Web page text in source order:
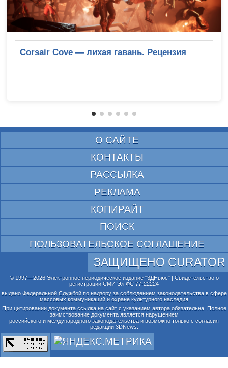
Corsair Cove — лихая гавань. Рецензия
О САЙТЕ
КОНТАКТЫ
РАССЫЛКА
РЕКЛАМА
КОПИРАЙТ
ПОИСК
ПОЛЬЗОВАТЕЛЬСКОЕ СОГЛАШЕНИЕ
ЗАЩИЩЕНО CURATOR
© 1997—2026 Электронное периодическое издание "3ДНьюс" | Свидетельство о
регистрации СМИ Эл ФС 77-22224
выдано Федеральной Службой по надзору за соблюдением законодательства в сфере
массовых коммуникаций и охране культурного наследия
При цитировании документа ссылка на сайт с указанием автора обязательна. Полное
заимствование документа является нарушением
российского и международного законодательства и возможно только с согласия
редакции 3DNews.